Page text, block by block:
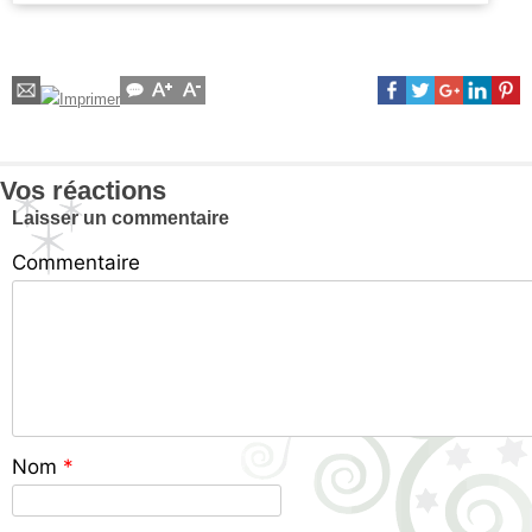
Vos réactions
Laisser un commentaire
Commentaire
Nom *